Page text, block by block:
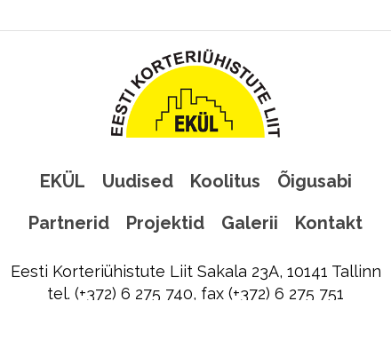
EKÜL Uudised Koolitus
Õigusabi
Partnerid
Projektid Galerii Kontakt
Eesti Korteriühistute Liit Sakala 23A, 10141 Tallinn
tel. (+372) 6 275 740, fax (+372) 6 275 751